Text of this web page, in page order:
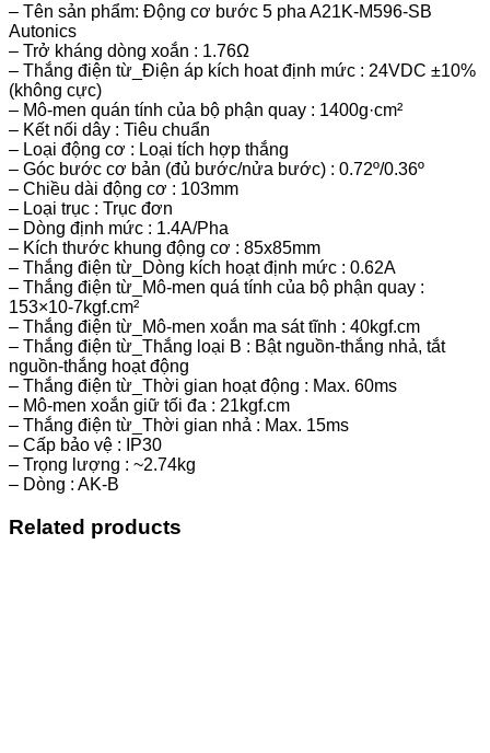
– Tên sản phẩm: Động cơ bước 5 pha A21K-M596-SB
Autonics
– Trở kháng dòng xoắn : 1.76Ω
– Thắng điện từ_Điện áp kích hoat định mức : 24VDC ±10%
(không cực)
– Mô-men quán tính của bộ phận quay : 1400g·cm²
– Kết nối dây : Tiêu chuẩn
– Loại động cơ : Loại tích hợp thắng
– Góc bước cơ bản (đủ bước/nửa bước) : 0.72º/0.36º
– Chiều dài động cơ : 103mm
– Loại trục : Trục đơn
– Dòng định mức : 1.4A/Pha
– Kích thước khung động cơ : 85x85mm
– Thắng điện từ_Dòng kích hoạt định mức : 0.62A
– Thắng điện từ_Mô-men quá tính của bộ phận quay :
153×10-7kgf.cm²
– Thắng điện từ_Mô-men xoắn ma sát tĩnh : 40kgf.cm
– Thắng điện từ_Thắng loại B : Bật nguồn-thắng nhả, tắt
nguồn-thắng hoạt động
– Thắng điện từ_Thời gian hoạt động : Max. 60ms
– Mô-men xoắn giữ tối đa : 21kgf.cm
– Thắng điện từ_Thời gian nhả : Max. 15ms
– Cấp bảo vệ : IP30
– Trọng lượng : ~2.74kg
– Dòng : AK-B
Related products